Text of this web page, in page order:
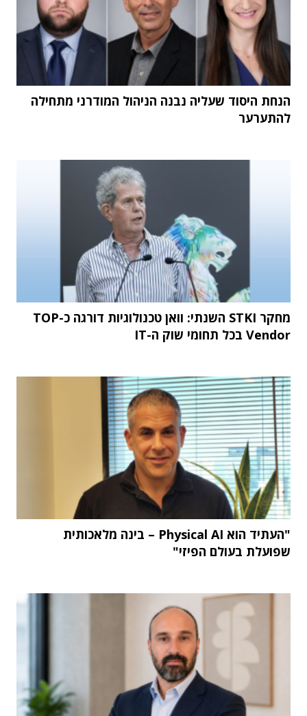
הנחת היסוד שעליה נבנה הניהול המודרני מתחילה
להתערער
מחקר STKI השנתי: וואן טכנולוגיות דורגה כ-TOP
Vendor בכל תחומי שוק ה-IT
"העתיד הוא Physical AI – בינה מלאכותית
שפועלת בעולם הפיזי"